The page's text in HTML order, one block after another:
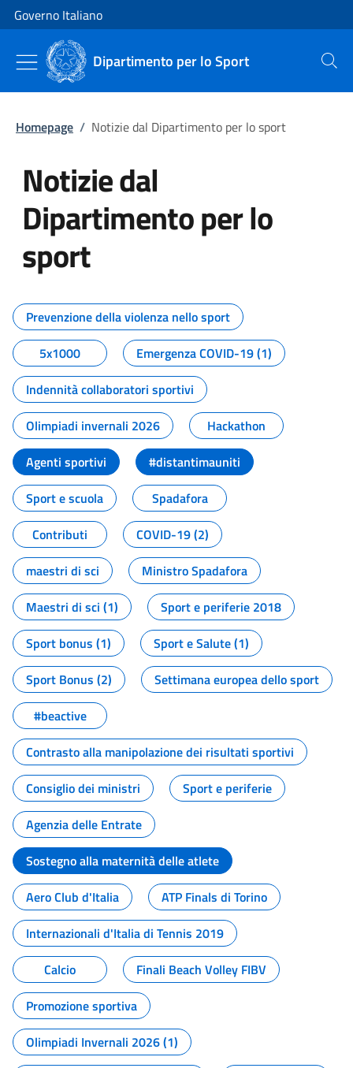
Vai al contenuto
Vai alla navigazione del sito
Governo Italiano
Dipartimento per lo Sport Cerca
Homepage / Notizie dal Dipartimento per lo sport
Notizie dal
Dipartimento per lo
sport
Tutti i contenuti della pagina
Prevenzione della violenza nello sport
5x1000
Emergenza COVID-19 (1)
Indennità collaboratori sportivi
Olimpiadi invernali 2026
Hackathon
Agenti sportivi
#distantimauniti
Sport e scuola
Spadafora
Contributi
COVID-19 (2)
maestri di sci
Ministro Spadafora
Maestri di sci (1)
Sport e periferie 2018
Sport bonus (1)
Sport e Salute (1)
Sport Bonus (2)
Settimana europea dello sport
#beactive
Contrasto alla manipolazione dei risultati sportivi
Consiglio dei ministri
Sport e periferie
Agenzia delle Entrate
Sostegno alla maternità delle atlete
Aero Club d'Italia
ATP Finals di Torino
Internazionali d'Italia di Tennis 2019
Calcio
Finali Beach Volley FIBV
Promozione sportiva
Olimpiadi Invernali 2026 (1)